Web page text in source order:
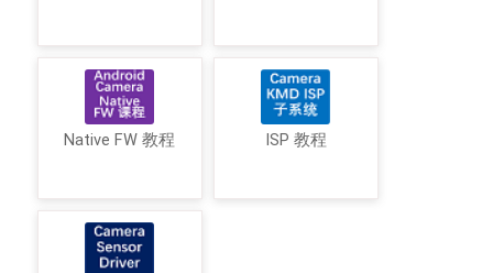
Native FW 教程 ISP 教程